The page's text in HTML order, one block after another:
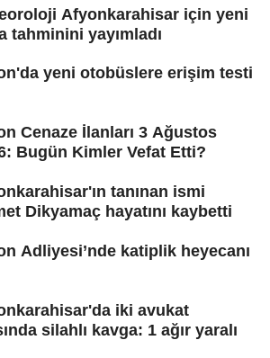
Afyonkarahisar için yeni
tahminini yayımladı
yeni otobüslere erişim testi
Cenaze İlanları 3 Ağustos
Bugün Kimler Vefat Etti?
tanınan ismi
Dikyamaç hayatını kaybetti
Adliyesi’nde katiplik heyecanı
iki avukat
silahlı kavga: 1 ağır yaralı